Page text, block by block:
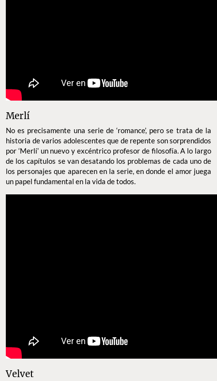
Merlí
No es precisamente una serie de ‘romance’, pero se trata de la
historia de varios adolescentes que de repente son sorprendidos
por ‘Merlí’ un nuevo y excéntrico profesor de filosofía. A lo largo
de los capítulos se van desatando los problemas de cada uno de
los personajes que aparecen en la serie, en donde el amor juega
un papel fundamental en la vida de todos.
Velvet